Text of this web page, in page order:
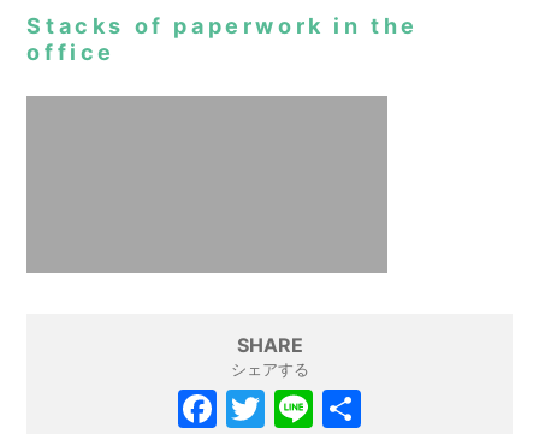
Stacks of paperwork in the
office
SHARE
シェアする
F T Li